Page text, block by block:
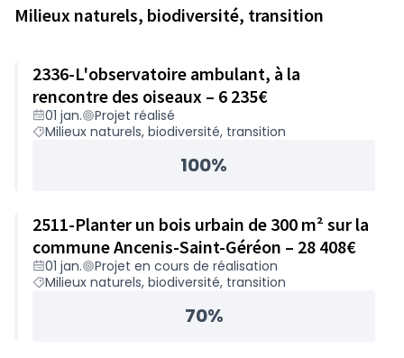
Milieux naturels, biodiversité, transition
2336-L'observatoire ambulant, à la
rencontre des oiseaux – 6 235€
01 jan.
Projet réalisé
Milieux naturels, biodiversité, transition
100%
2511-Planter un bois urbain de 300 m² sur la
commune Ancenis-Saint-Géréon – 28 408€
01 jan.
Projet en cours de réalisation
Milieux naturels, biodiversité, transition
70%